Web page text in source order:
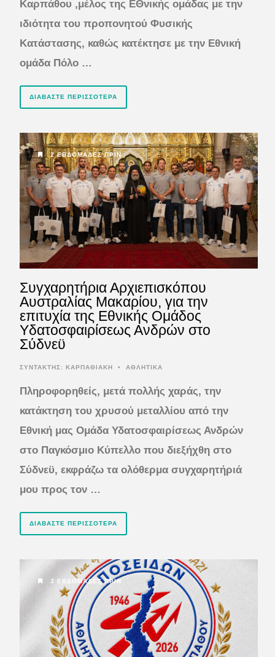
Καρπάθου ,μέλος της ΕΘνικής ομάδας με την
ιδιότητα του προπονητού Φυσικής
Κατάστασης, καθώς κατέκτησε με την Εθνική
ομάδα Πόλο …
ΔΙΑΒΆΣΤΕ ΠΕΡΙΣΣΌΤΕΡΑ
2 ΕΒΔΟΜΆΔΕΣ ΠΡΙΝ
Συγχαρητήρια Αρχιεπισκόπου
Αυστραλίας Μακαρίου, για την
επιτυχία της Εθνικής Ομάδος
Υδατοσφαιρίσεως Ανδρών στο
Σύδνεϋ
ΣΥΝΤΆΚΤΗΣ: ΚΑΡΠΑΘΙΑΚΗ • ΑΘΛΗΤΙΚΑ
Πληροφορηθείς, μετά πολλής χαράς, την
κατάκτηση του χρυσού μεταλλίου από την
Εθνική μας Ομάδα Υδατοσφαιρίσεως Ανδρών
στο Παγκόσμιο Κύπελλο που διεξήχθη στο
Σύδνεϋ, εκφράζω τα ολόθερμα συγχαρητήριά
μου προς τον …
ΔΙΑΒΆΣΤΕ ΠΕΡΙΣΣΌΤΕΡΑ
3 ΕΒΔΟΜΆΔΕΣ ΠΡΙΝ